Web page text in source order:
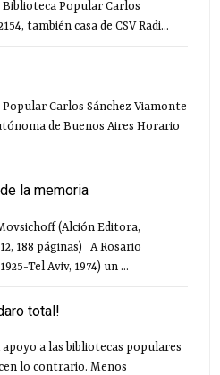
Popular Carlos
también casa de CSV Radi...
Carlos Sánchez Viamonte
de Buenos Aires Horario
la memoria
(Alción Editora,
188 páginas) A Rosario
Tel Aviv, 1974) un ...
total!
a las bibliotecas populares
lo contrario. Menos